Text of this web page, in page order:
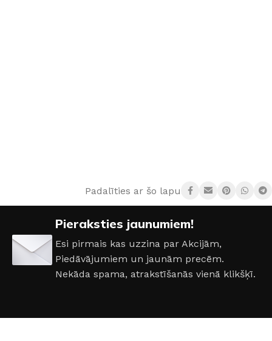
Padalīties ar šo lapu:
Pieraksties jaunumiem!
Esi pirmais kas uzzina par Akcijām,
Piedāvājumiem un jaunām precēm.
Nekāda spama, atrakstīšanās vienā klikšķī.